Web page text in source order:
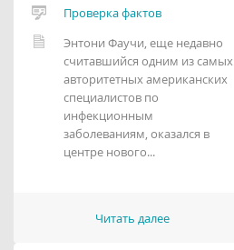
Проверка фактов
Энтони Фаучи, еще недавно
считавшийся одним из самых
авторитетных американских
специалистов по
инфекционным
заболеваниям, оказался в
центре нового...
Читать далее